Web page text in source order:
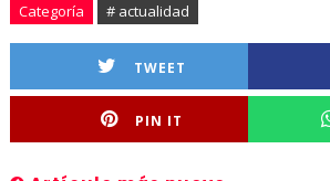
Categoría # actualidad
TWEET
PIN IT